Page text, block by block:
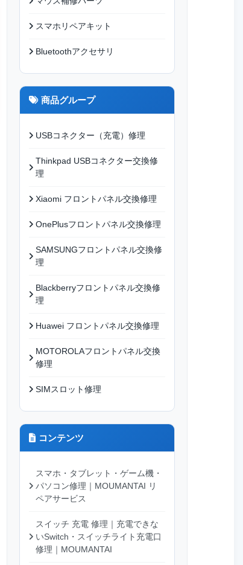
スマホリペアキット
Bluetoothアクセサリ
商品グループ
USBコネクター（充電）修理
Thinkpad USBコネクター交換修
理
Xiaomi フロントパネル交換修理
OnePlusフロントパネル交換修理
SAMSUNGフロントパネル交換修
理
Blackberryフロントパネル交換修
理
Huawei フロントパネル交換修理
MOTOROLAフロントパネル交換
修理
SIMスロット修理
コンテンツ
スマホ・タブレット・ゲーム機・
パソコン修理｜MOUMANTAI リ
ペアサービス
スイッチ 充電 修理｜充電できな
いSwitch・スイッチライト充電口
修理｜MOUMANTAI